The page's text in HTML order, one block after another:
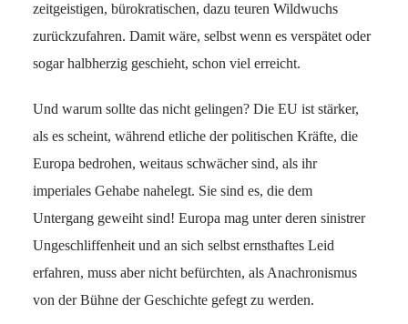
zeitgeistigen, bürokratischen, dazu teuren Wildwuchs
zurückzufahren. Damit wäre, selbst wenn es verspätet oder
sogar halbherzig geschieht, schon viel erreicht.
Und warum sollte das nicht gelingen? Die EU ist stärker,
als es scheint, während etliche der politischen Kräfte, die
Europa bedrohen, weitaus schwächer sind, als ihr
imperiales Gehabe nahelegt. Sie sind es, die dem
Untergang geweiht sind! Europa mag unter deren sinistrer
Ungeschliffenheit und an sich selbst ernsthaftes Leid
erfahren, muss aber nicht befürchten, als Anachronismus
von der Bühne der Geschichte gefegt zu werden.